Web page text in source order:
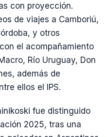
con proyección.
de viajes a Camboriú,
y otros
el acompañamiento
Río Uruguay, Don
además de
ellos el IPS.
fue distinguido
2025, tras una